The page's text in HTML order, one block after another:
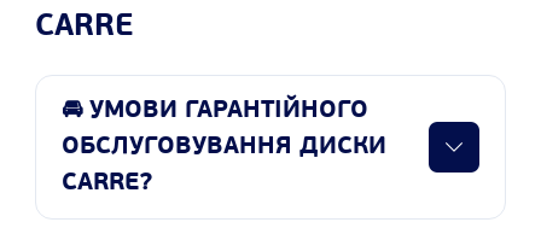
CARRE
🚘 УМОВИ ГАРАНТІЙНОГО
ОБСЛУГОВУВАННЯ ДИСКИ
CARRE?